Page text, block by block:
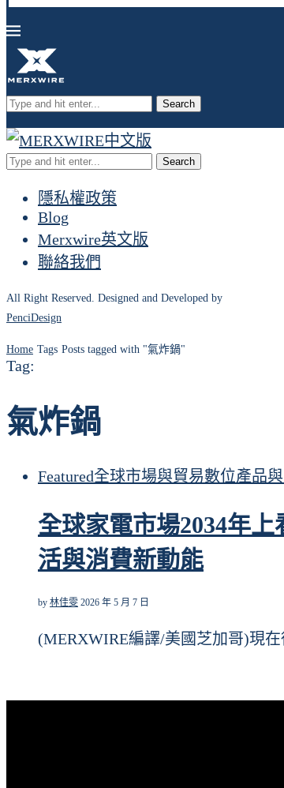
Search
Search
隱私權政策
Blog
Merxwire英文版
聯絡我們
All Right Reserved. Designed and Developed by
PenciDesign
Home Tags Posts tagged with "氣炸鍋"
Tag:
氣炸鍋
Featured全球市場與貿易數位產品
全球家電市場2034年
活與消費新動能
by 林佳雯 2026 年 5 月 7 日
(MERXWIRE編譯/美國芝加哥)現